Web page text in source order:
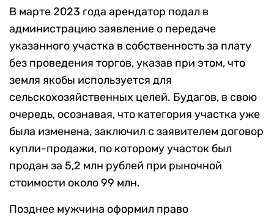
В марте 2023 года арендатор подал в
администрацию заявление о передаче
указанного участка в собственность за плату
без проведения торгов, указав при этом, что
земля якобы используется для
сельскохозяйственных целей. Будагов, в свою
очередь, осознавая, что категория участка уже
была изменена, заключил с заявителем договор
купли-продажи, по которому участок был
продан за 5,2 млн рублей при рыночной
стоимости около 99 млн.
Позднее мужчина оформил право